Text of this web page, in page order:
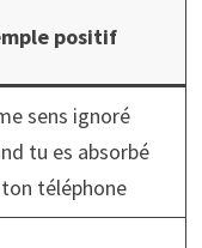
positif
sens ignoré
tu es absorbé
téléphone